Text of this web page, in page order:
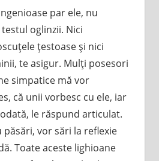
par ele, nu
oglinzii. Nici
ţestoase şi nici
te asigur. Mulţi posesori
simpatice mă vor
că unii vorbesc cu ele, iar
le răspund articulat.
păsări, vor sări la reflexie
Toate aceste lighioane